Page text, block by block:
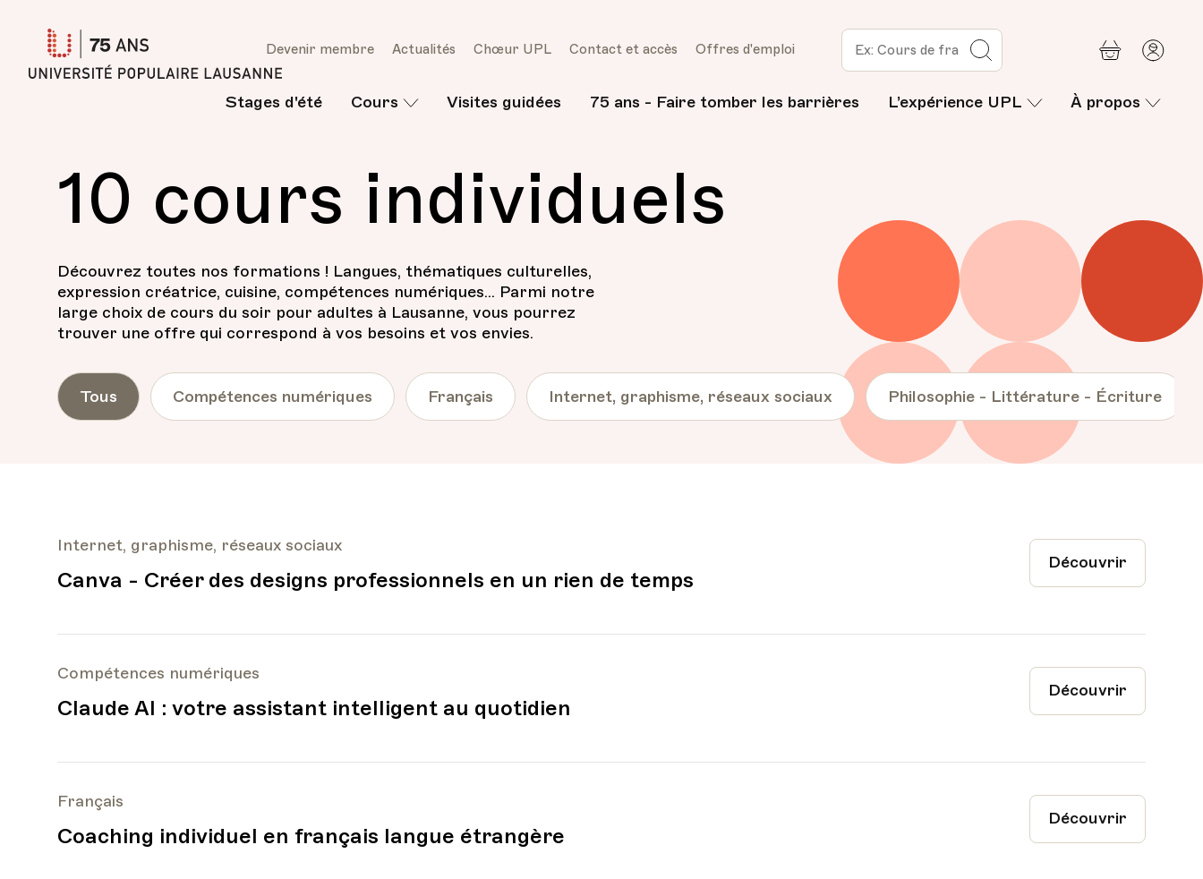
Université
Lausanne
10 cours individuels
Découvrez toutes nos formations ! Langues, thématiques culturelles,
expression créatrice, cuisine, compétences numériques... Parmi notre
large choix de cours du soir pour adultes à Lausanne, vous pourrez
trouver une offre qui correspond à vos besoins et vos envies.
Tous Compétences numériques Français Internet, graphisme, réseaux sociaux Philosophie - Littérature - Écriture
Internet, graphisme, réseaux sociaux
Canva - Créer des designs professionnels en un rien de temps
Découvrir
Compétences numériques
Claude AI : votre assistant intelligent au quotidien
Découvrir
Français
Coaching individuel en français langue étrangère
Découvrir
Panier
Stages d'été Cours Visites guidées 75 ans - Faire tomber les barrières L’expérience UPL À propos
Devenir membre Actualités Chœur UPL Contact et accès Offres d'emploi